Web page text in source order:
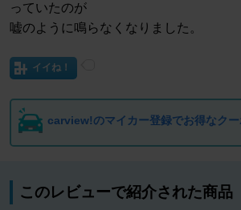
っていたのが
嘘のように鳴らなくなりました。
イイね！
carview!のマイカー登録でお得なクー
このレビューで紹介された商品